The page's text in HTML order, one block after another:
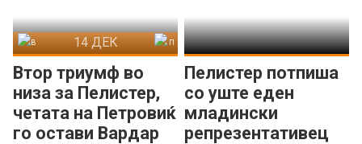
Втор триумф во
низа за Пелистер,
четата на Петровиќ
го остави Вардар
14 ДЕК
Пелистер потпиша
со уште еден
младински
репрезентативец